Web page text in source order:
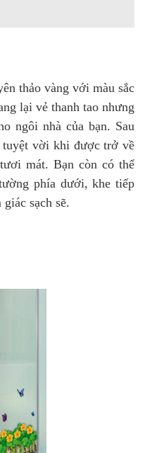
thảo vàng với màu sắc
lại vẻ thanh tao nhưng
ngôi nhà của bạn. Sau
tuyệt vời khi được trở về
mát. Bạn còn có thể
phía dưới, khe tiếp
sạch sẽ.